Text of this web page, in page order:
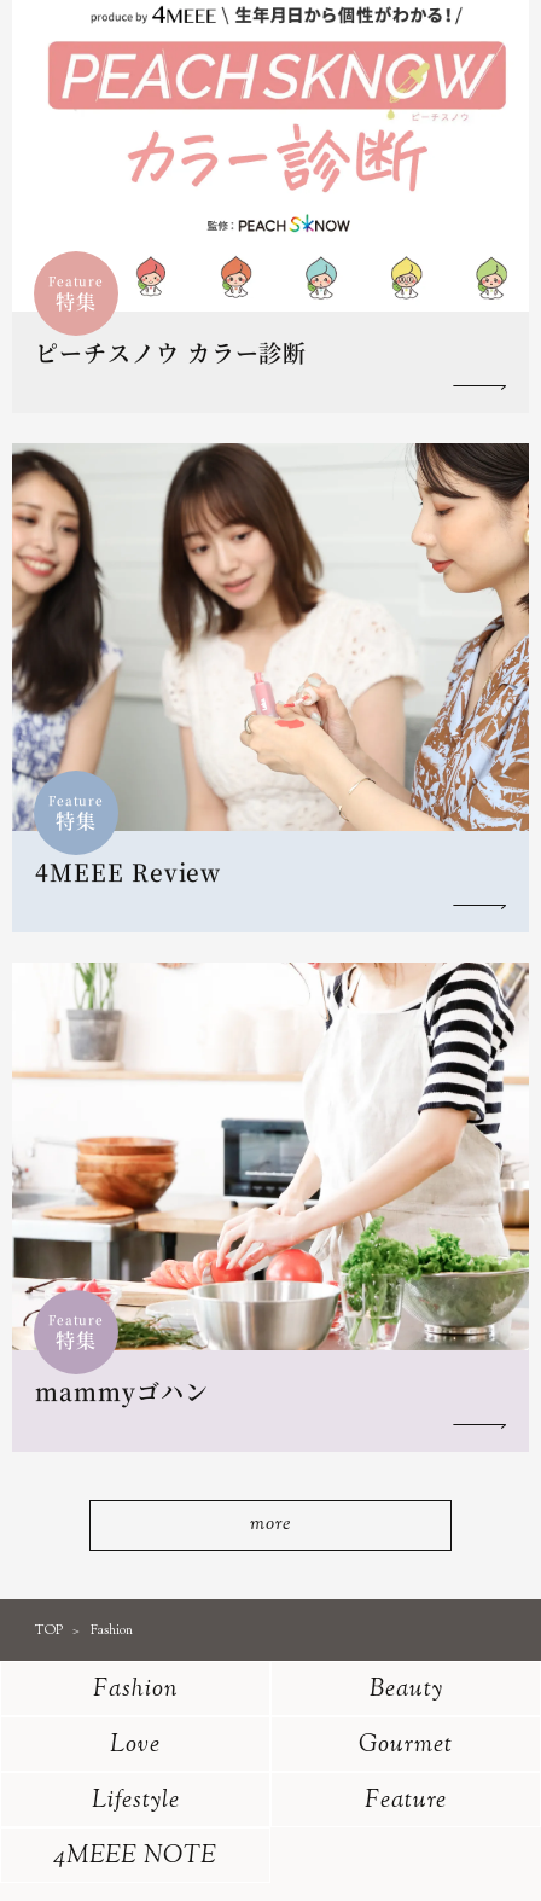
Feature
特集
ピーチスノウ カラー診断
Feature
特集
4MEEE Review
Feature
特集
mammyゴハン
more
TOP Fashion
Fashion
Beauty
Love
Gourmet
Lifestyle
Feature
4MEEE NOTE